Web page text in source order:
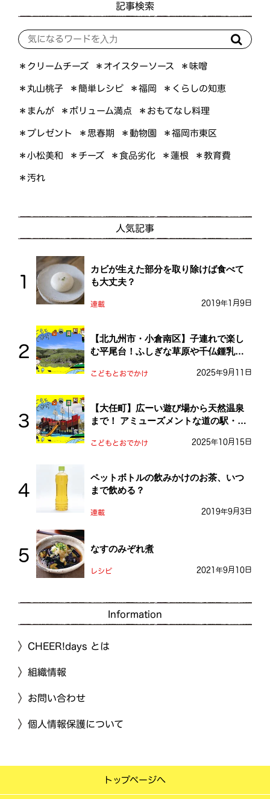
記事検索
＊クリームチーズ ＊オイスターソース ＊味噌
＊丸山桃子 ＊簡単レシピ ＊福岡 ＊くらしの知恵
＊まんが ＊ボリューム満点 ＊おもてなし料理
＊プレゼント ＊思春期 ＊動物園 ＊福岡市東区
＊小松美和 ＊チーズ ＊食品劣化 ＊蓮根 ＊教育費
＊汚れ
人気記事
カビが生えた部分を取り除けば食べて
も大丈夫？
連載 2019年1月9日
【北九州市・小倉南区】子連れで楽し
む平尾台！ふしぎな草原や千仏鍾乳洞
こどもとおでかけ 2025年9月11日
【大任町】広ーい遊び場から天然温泉
まで！ アミューズメントな道の駅・お
こどもとおでかけ 2025年10月15日
ペットボトルの飲みかけのお茶、いつ
まで飲める？
連載 2019年9月3日
なすのみぞれ煮
レシピ 2021年9月10日
Information
CHEER!days とは
組織情報
お問い合わせ
個人情報保護について
トップページへ